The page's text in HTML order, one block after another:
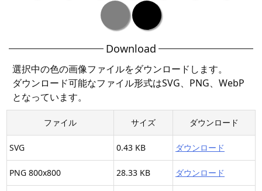
Download
選択中の色の画像ファイルをダウンロードします。
ダウンロード可能なファイル形式はSVG、PNG、WebP
となっています。
ファイル サイズ ダウンロード
SVG 0.43 KB ダウンロード
PNG 800x800 28.33 KB ダウンロード